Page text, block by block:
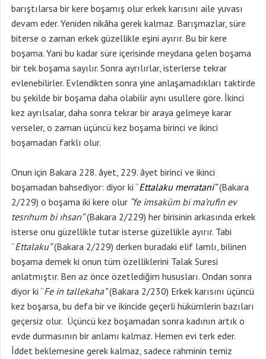
barıştılarsa bir kere boşamış olur erkek karısını aile yuvası
devam eder. Yeniden nikâha gerek kalmaz. Barışmazlar, süre
biterse o zaman erkek güzellikle eşini ayırır. Bu bir kere
boşama. Yani bu kadar süre içerisinde meydana gelen boşama
bir tek boşama sayılır. Sonra ayrılırlar, isterlerse tekrar
evlenebilirler. Evlendikten sonra yine anlaşamadıkları taktirde
bu şekilde bir boşama daha olabilir aynı usullere göre. İkinci
kez ayrılsalar, daha sonra tekrar bir araya gelmeye karar
verseler, o zaman üçüncü kez boşama birinci ve ikinci
boşamadan farklı olur.
Onun için Bakara 228. âyet, 229. âyet birinci ve ikinci
boşamadan bahsediyor: diyor ki “Ettalaku merratani”(Bakara
2/229) o boşama iki kere olur “fe imsaküm bi ma’rufin ev
tesrıhum bi ıhsarı”(Bakara 2/229) her birisinin arkasında erkek
isterse onu güzellikle tutar isterse güzellikle ayırır. Tabi
“Ettalaku”(Bakara 2/229) derken buradaki elif lamlı, bilinen
boşama demek ki onun tüm özelliklerini Talak Suresi
anlatmıştır. Ben az önce özetlediğim hususları. Ondan sonra
diyor ki “Fe in tallekaha”(Bakara 2/230) Erkek karısını üçüncü
kez boşarsa, bu defa bir ve ikincide geçerli hükümlerin bazıları
geçersiz olur. Üçüncü kez boşamadan sonra kadının artık o
evde durmasının bir anlamı kalmaz. Hemen evi terk eder.
İddet beklemesine gerek kalmaz, sadece rahminin temiz